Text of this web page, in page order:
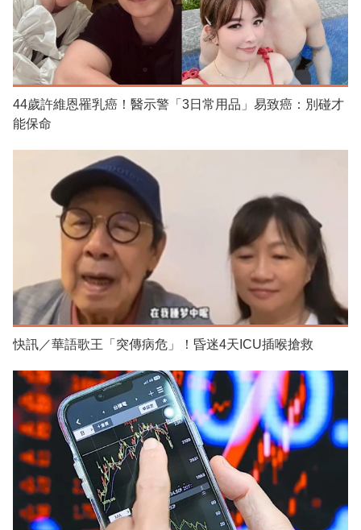
44歲許維恩罹乳癌！醫示警「3日常用品」易致癌：別碰才
能保命
快訊／華語歌王「突傳病危」！昏迷4天ICU插喉搶救